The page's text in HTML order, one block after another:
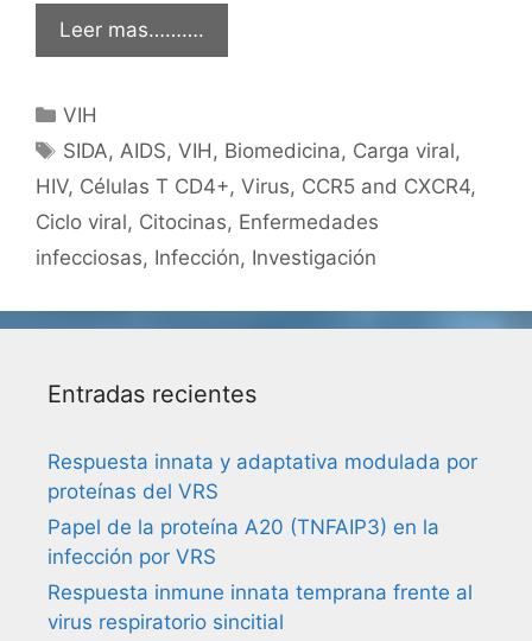
Leer mas……….
Categorías
VIH
Etiquetas
SIDA,AIDS,VIH, Biomedicina, Carga viral,
HIV, Células T CD4+, Virus, CCR5 and CXCR4,
Ciclo viral, Citocinas, Enfermedades
infecciosas, Infección, Investigación
Entradas recientes
Respuesta innata y adaptativa modulada por
proteínas del VRS
Papel de la proteína A20 (TNFAIP3) en la
infección por VRS
Respuesta inmune innata temprana frente al
virus respiratorio sincitial